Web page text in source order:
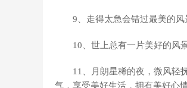
9、走得太急会错过最美的风
10、世上总有一片美好的风
11、月朗星稀的夜，微风轻
气，享受美好生活，拥有美好心情